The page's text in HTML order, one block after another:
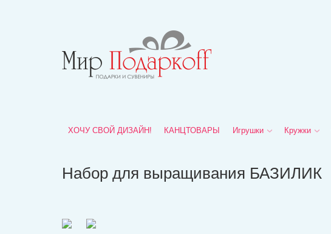
ХОЧУ СВОЙ ДИЗАЙН! КАНЦТОВАРЫ Игрушки Кружки
Набор для выращивания БАЗИЛИК